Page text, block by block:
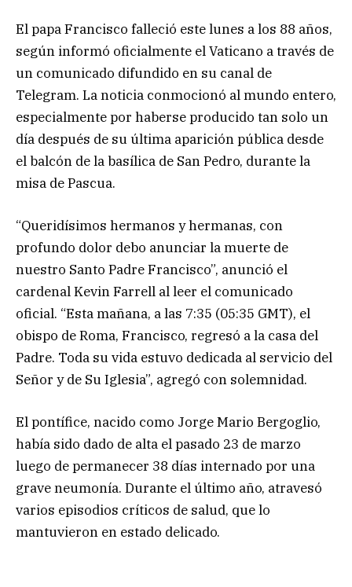
El papa Francisco falleció este lunes a los 88 años,
según informó oficialmente el Vaticano a través de
un comunicado difundido en su canal de
Telegram. La noticia conmocionó al mundo entero,
especialmente por haberse producido tan solo un
día después de su última aparición pública desde
el balcón de la basílica de San Pedro, durante la
misa de Pascua.
“Queridísimos hermanos y hermanas, con
profundo dolor debo anunciar la muerte de
nuestro Santo Padre Francisco”, anunció el
cardenal Kevin Farrell al leer el comunicado
oficial. “Esta mañana, a las 7:35 (05:35 GMT), el
obispo de Roma, Francisco, regresó a la casa del
Padre. Toda su vida estuvo dedicada al servicio del
Señor y de Su Iglesia”, agregó con solemnidad.
El pontífice, nacido como Jorge Mario Bergoglio,
había sido dado de alta el pasado 23 de marzo
luego de permanecer 38 días internado por una
grave neumonía. Durante el último año, atravesó
varios episodios críticos de salud, que lo
mantuvieron en estado delicado.